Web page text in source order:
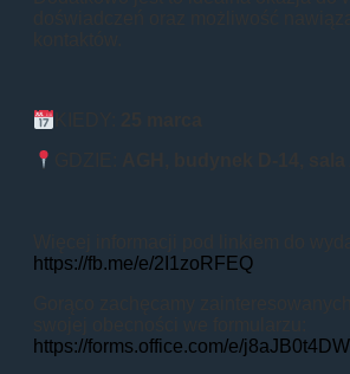
https://fb.me/e/2I1zoRFEQ
https://forms.office.com/e/j8aJB0t4DW